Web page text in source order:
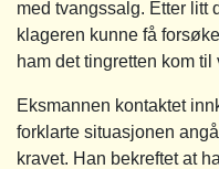
med tvangssalg. Etter litt
klageren kunne få
ham det tingretten kom
Eksmannen kontaktet
forklarte situasjonen
kravet. Han bekreftet at